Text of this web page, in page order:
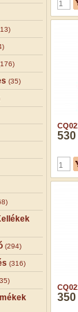
(35)
(294)
(316)
530
350